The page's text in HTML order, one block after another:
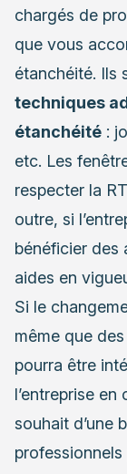
chargés de
que vous
étanchéité. Ils
techniques
étanchéité :
etc. Les
respecter la
outre, si
bénéficier des
aides en
Si le
même que
pourra être
l’entreprise
souhait d’une
professionnels